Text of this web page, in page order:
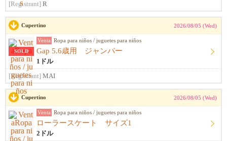
[Registrant] R
Cupertino 2026/08/05 (Wed)
SOLD
Venta Ropa para niños / juguetes para niños
Gap 5.6歳用 ジャンパー
1ドル
[Registrant] MAI
Cupertino 2026/08/05 (Wed)
Venta Ropa para niños / juguetes para niños
ローラースケート サイズ1
2ドル